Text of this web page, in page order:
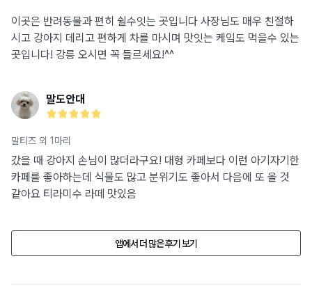
이곳은 반려동물과 편히 쉴수잇는 곳입니다 사장님도 매우 친절하
시고 강아지 데리고 편하게 차를 마시며 맛잇는 케잌도 먹을수 있는
곳입니다! 강릉 오시면 꼭 들르세요!^^
말도안대
말티즈 외 1마리
갔을 때 강아지 손님이 많더라구요! 대형 카페보다 이런 아기자기한
카페를 좋아하는데 식물도 많고 분위기도 좋아서 다음에 또 올 것
같아요 티라미수 라떼 맛있음
앱에서 더 많은 후기 보기